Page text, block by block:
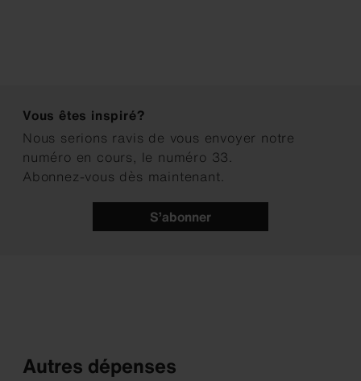
S’abonner
Vous êtes inspiré?
Nous serions ravis de vous envoyer notre
numéro en cours, le numéro 33.
Abonnez-vous dès maintenant.
Autres dépenses